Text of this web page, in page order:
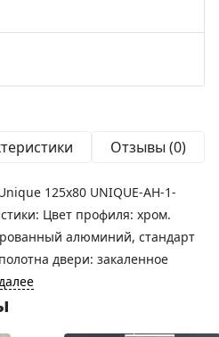
Отзывы (0)
125х80 UNIQUE-AH-1-
Цвет профиля: хром.
алюминий, стандарт
двери: закаленное